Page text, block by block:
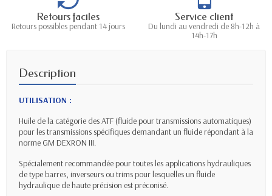
Retours faciles
Retours possibles pendant 14 jours
Service client
Du lundi au vendredi de 8h-12h à
14h-17h
Description
UTILISATION :
Huile de la catégorie des ATF (fluide pour transmissions automatiques)
pour les transmissions spécifiques demandant un fluide répondant à la
norme GM DEXRON III.
Spécialement recommandée pour toutes les applications hydrauliques
de type barres, inverseurs ou trims pour lesquelles un fluide
hydraulique de haute précision est préconisé.